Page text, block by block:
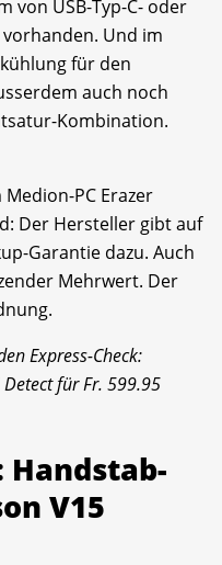
von USB-Typ-C- oder
Und im
für den
auch noch
Kombination.
PC Erazer
Der Hersteller gibt auf
Garantie dazu. Auch
Mehrwert. Der
Express-Check:
für Fr. 599.95
Handstab-
V15